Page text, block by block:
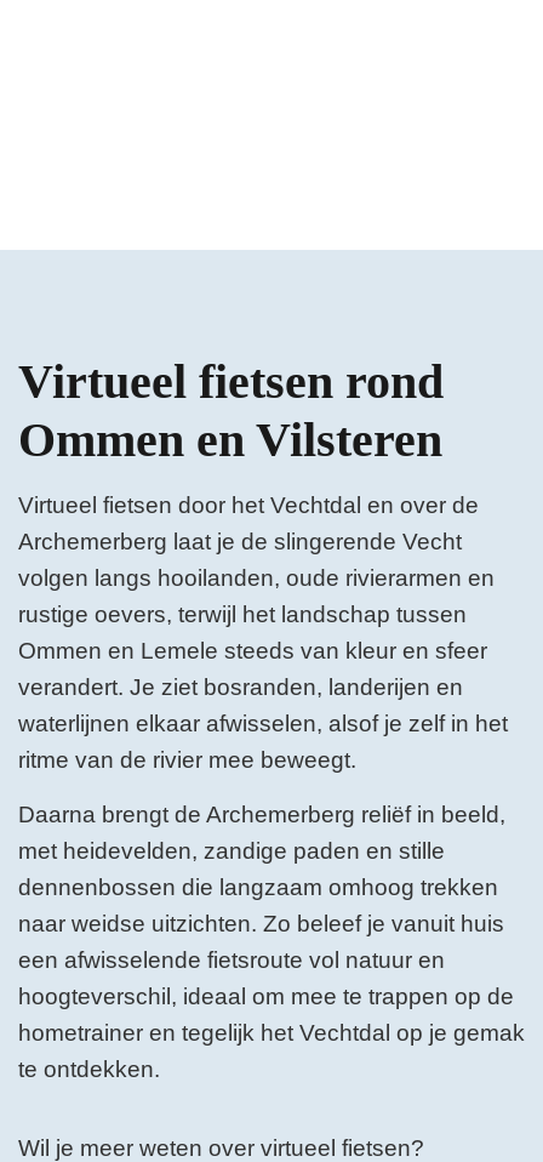
Virtueel fietsen rond
Ommen en Vilsteren
Virtueel fietsen door het Vechtdal en over de
Archemerberg laat je de slingerende Vecht
volgen langs hooilanden, oude rivierarmen en
rustige oevers, terwijl het landschap tussen
Ommen en Lemele steeds van kleur en sfeer
verandert. Je ziet bosranden, landerijen en
waterlijnen elkaar afwisselen, alsof je zelf in het
ritme van de rivier mee beweegt.
Daarna brengt de Archemerberg reliëf in beeld,
met heidevelden, zandige paden en stille
dennenbossen die langzaam omhoog trekken
naar weidse uitzichten. Zo beleef je vanuit huis
een afwisselende fietsroute vol natuur en
hoogteverschil, ideaal om mee te trappen op de
hometrainer en tegelijk het Vechtdal op je gemak
te ontdekken.
Wil je meer weten over virtueel fietsen?